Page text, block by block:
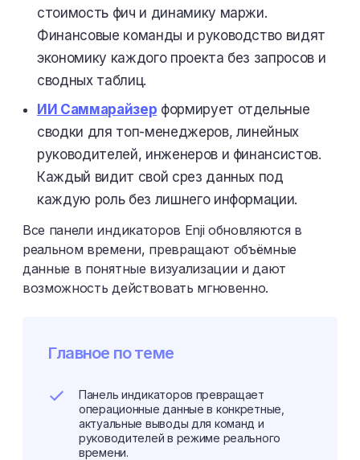
стоимость фич и динамику маржи.
Финансовые команды и руководство видят
экономику каждого проекта без запросов и
сводных таблиц.
ИИ Саммарайзер формирует отдельные
сводки для топ-менеджеров, линейных
руководителей, инженеров и финансистов.
Каждый видит свой срез данных под
каждую роль без лишнего информации.
Все панели индикаторов Enji обновляются в
реальном времени, превращают объёмные
данные в понятные визуализации и дают
возможность действовать мгновенно.
Главное по теме
Панель индикаторов превращает
операционные данные в конкретные,
актуальные выводы для команд и
руководителей в режиме реального
времени.